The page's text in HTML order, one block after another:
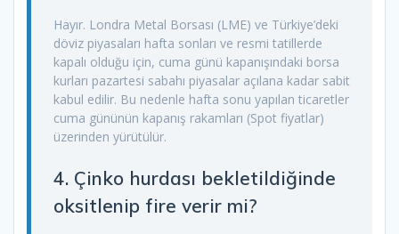
Hayır. Londra Metal Borsası (LME) ve Türkiye’deki
döviz piyasaları hafta sonları ve resmi tatillerde
kapalı olduğu için, cuma günü kapanışındaki borsa
kurları pazartesi sabahı piyasalar açılana kadar sabit
kabul edilir. Bu nedenle hafta sonu yapılan ticaretler
cuma gününün kapanış rakamları (Spot fiyatlar)
üzerinden yürütülür.
4. Çinko hurdası bekletildiğinde
oksitlenip fire verir mi?